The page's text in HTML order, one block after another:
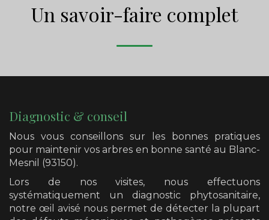
Un savoir-faire complet
Diagnostic & conseil
Nous vous conseillons sur les bonnes pratiques
pour maintenir vos arbres en bonne santé au Blanc-
Mesnil (93150).
Lors de nos visites, nous effectuons
systématiquement un diagnostic phytosanitaire,
notre œil avisé nous permet de détecter la plupart